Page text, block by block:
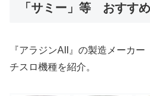
「サミー」等 おすす
『アラジンAII』の製造メーカー
チスロ機種を紹介。